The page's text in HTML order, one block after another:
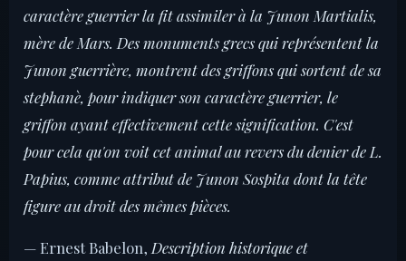
caractère guerrier la fit assimiler à la Junon Martialis,
mère de Mars. Des monuments grecs qui représentent la
Junon guerrière, montrent des griffons qui sortent de sa
stephanè, pour indiquer son caractère guerrier, le
griffon ayant effectivement cette signification. C'est
pour cela qu'on voit cet animal au revers du denier de L.
Papius, comme attribut de Junon Sospita dont la tête
figure au droit des mêmes pièces.
— Ernest Babelon, Description historique et